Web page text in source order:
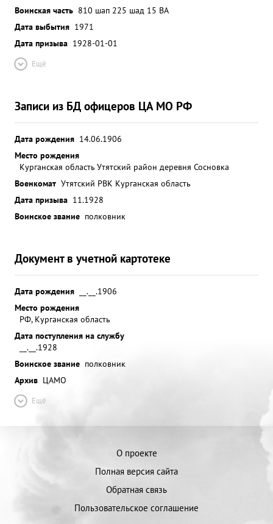
Воинская часть 810 шап 225 шад 15 ВА
Дата выбытия 1971
Дата призыва 1928-01-01
Ещё
Записи из БД офицеров ЦА МО РФ
Дата рождения 14.06.1906
Место рождения
Курганская область Утятский район деревня Сосновка
Военкомат Утятский РВК Курганская область
Дата призыва 11.1928
Воинское звание полковник
Документ в учетной картотеке
Дата рождения
__.__.1906
Место рождения
РФ, Курганская область
Дата поступления на службу
__.__.1928
Воинское звание полковник
Архив ЦАМО
Ещё
О проекте
Полная версия сайта
Обратная связь
Пользовательское соглашение